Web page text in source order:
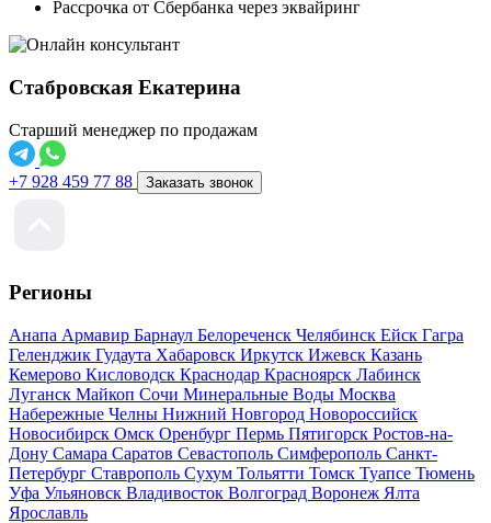
Рассрочка от Сбербанка через эквайринг
Стабровская Екатерина
Старший менеджер по продажам
+7 928 459 77 88 Заказать звонок
Регионы
Анапа Армавир Барнаул Белореченск Челябинск Ейск Гагра
Геленджик Гудаута Хабаровск Иркутск Ижевск Казань
Кемерово Кисловодск Краснодар Красноярск Лабинск
Луганск Майкоп Сочи Минеральные Воды Москва
Набережные Челны Нижний Новгород Новороссийск
Новосибирск Омск Оренбург Пермь Пятигорск Ростов-на-
Дону Самара Саратов Севастополь Симферополь Санкт-
Петербург Ставрополь Сухум Тольятти Томск Туапсе Тюмень
Уфа Ульяновск Владивосток Волгоград Воронеж Ялта
Ярославль